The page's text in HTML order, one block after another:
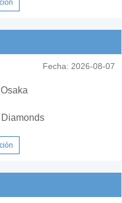
Fecha: 2026-08-07